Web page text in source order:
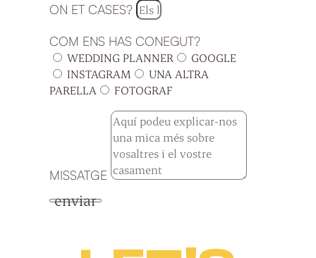
ON ET CASES?
COM ENS HAS CONEGUT?
WEDDING PLANNER
GOOGLE
INSTAGRAM
UNA ALTRA
PARELLA
FOTOGRAF
MISSATGE
enviar